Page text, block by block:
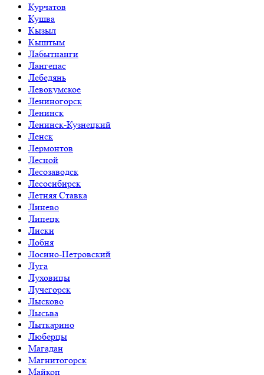
Курчатов
Кушва
Кызыл
Кыштым
Лабытнанги
Лангепас
Лебедянь
Левокумское
Лениногорск
Ленинск
Ленинск-Кузнецкий
Ленск
Лермонтов
Лесной
Лесозаводск
Лесосибирск
Летняя Ставка
Линево
Липецк
Лиски
Лобня
Лосино-Петровский
Луга
Луховицы
Лучегорск
Лысково
Лысьва
Лыткарино
Люберцы
Магадан
Магнитогорск
Майкоп